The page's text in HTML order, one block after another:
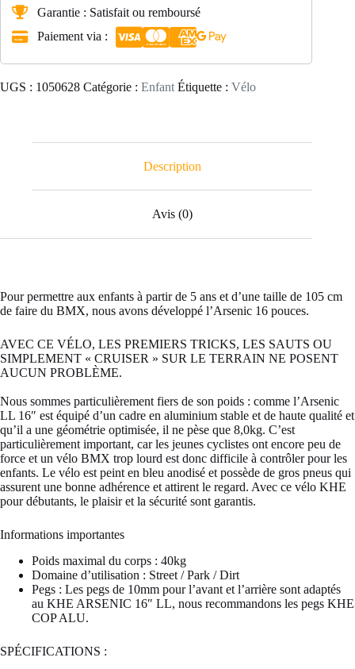
ENFANT
8,0KG
POUCES
Garantie : Satisfait ou remboursé
Paiement via :
UGS : 1050628 Catégorie : Enfant Étiquette : Vélo
Description
Avis (0)
Pour permettre aux enfants à partir de 5 ans et d’une taille de 105 cm
de faire du BMX, nous avons développé l’Arsenic 16 pouces.
AVEC CE VÉLO, LES PREMIERS TRICKS, LES SAUTS OU
SIMPLEMENT « CRUISER » SUR LE TERRAIN NE POSENT
AUCUN PROBLÈME.
Nous sommes particulièrement fiers de son poids : comme l’Arsenic
LL 16″ est équipé d’un cadre en aluminium stable et de haute qualité et
qu’il a une géométrie optimisée, il ne pèse que 8,0kg. C’est
particulièrement important, car les jeunes cyclistes ont encore peu de
force et un vélo BMX trop lourd est donc difficile à contrôler pour les
enfants. Le vélo est peint en bleu anodisé et possède de gros pneus qui
assurent une bonne adhérence et attirent le regard. Avec ce vélo KHE
pour débutants, le plaisir et la sécurité sont garantis.
Informations importantes
Poids maximal du corps : 40kg
Domaine d’utilisation : Street / Park / Dirt
Pegs : Les pegs de 10mm pour l’avant et l’arrière sont adaptés
au KHE ARSENIC 16″ LL, nous recommandons les pegs KHE
COP ALU.
SPÉCIFICATIONS :